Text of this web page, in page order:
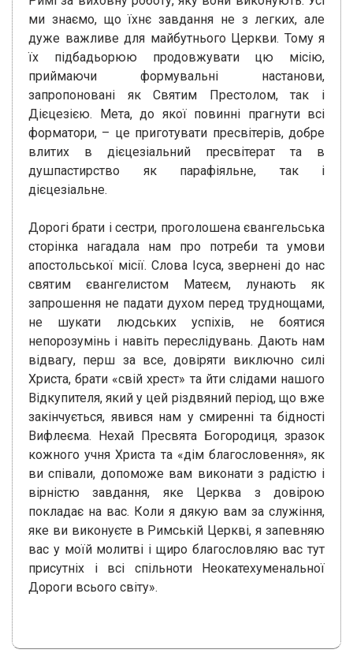
ми знаємо, що їхнє завдання не з легких, але
дуже важливе для майбутнього Церкви. Тому я
їх підбадьорюю продовжувати цю місію,
приймаючи формувальні настанови,
запропоновані як Святим Престолом, так і
Дієцезією. Мета, до якої повинні прагнути всі
форматори, – це приготувати пресвітерів, добре
влитих в дієцезіальний пресвітерат та в
душпастирство як парафіяльне, так і
дієцезіальне.
Дорогі брати і сестри, проголошена євангельська
сторінка нагадала нам про потреби та умови
апостольської місії. Слова Ісуса, звернені до нас
святим євангелистом Матеєм, лунають як
запрошення не падати духом перед труднощами,
не шукати людських успіхів, не боятися
непорозумінь і навіть переслідувань. Дають нам
відвагу, перш за все, довіряти виключно силі
Христа, брати «свій хрест» та йти слідами нашого
Відкупителя, який у цей різдвяний період, що вже
закінчується, явився нам у смиренні та бідності
Вифлеєма. Нехай Пресвята Богородиця, зразок
кожного учня Христа та «дім благословення», як
ви співали, допоможе вам виконати з радістю і
вірністю завдання, яке Церква з довірою
покладає на вас. Коли я дякую вам за служіння,
яке ви виконуєте в Римській Церкві, я запевняю
вас у моїй молитві і щиро благословляю вас тут
присутніх і всі спільноти Неокатехуменальної
Дороги всього світу».